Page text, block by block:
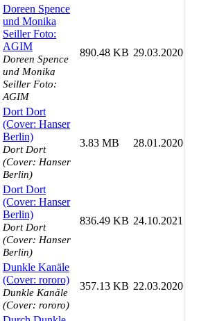
Doreen Spence
und Monika
Seiller Foto:
AGIM
Doreen Spence
und Monika
Seiller Foto:
AGIM
890.48 KB 29.03.2020
Dort Dort
(Cover: Hanser
Berlin)
Dort Dort
(Cover: Hanser
Berlin)
3.83 MB 28.01.2020
Dort Dort
(Cover: Hanser
Berlin)
Dort Dort
(Cover: Hanser
Berlin)
836.49 KB 24.10.2021
Dunkle Kanäle
(Cover: rororo)
Dunkle Kanäle
(Cover: rororo)
357.13 KB 22.03.2020